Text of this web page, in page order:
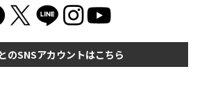
のSNSアカウントはこちら